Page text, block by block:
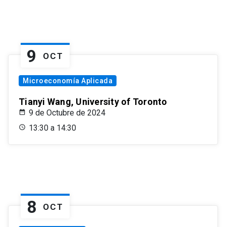
9 OCT
Microeconomía Aplicada
Tianyi Wang, University of Toronto
9 de Octubre de 2024
13:30 a 14:30
8 OCT